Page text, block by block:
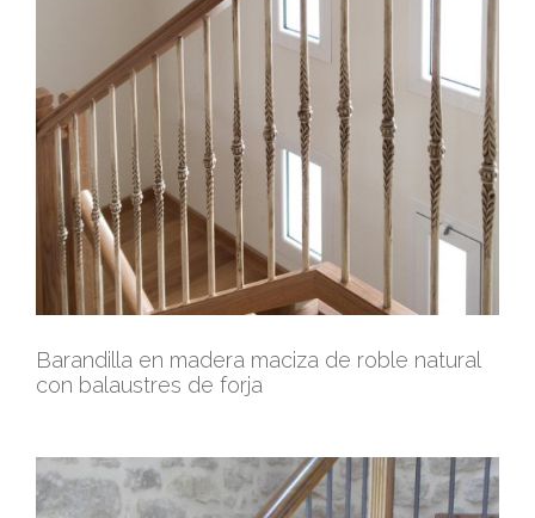
Barandilla en madera maciza de roble natural
con balaustres de forja